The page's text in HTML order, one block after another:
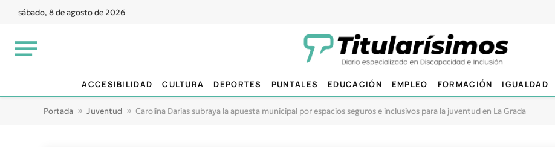
sábado, 8 de agosto de 2026
ACCESIBILIDAD CULTURA DEPORTES PUNTALES EDUCACIÓN EMPLEO FORMACIÓN IGUALDAD
Portada » Juventud » Carolina Darias subraya la apuesta municipal por espacios seguros e inclusivos para la juventud en La Grada